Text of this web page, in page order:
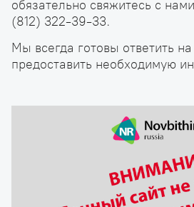
обязательно свяжитесь с
(812) 322-39-33.
Мы всегда готовы ответить
предоставить необходимую